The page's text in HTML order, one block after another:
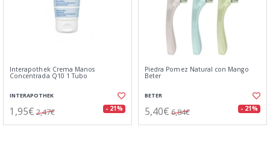
Interapothek Crema Manos
Concentrada Q10 1 Tubo
INTERAPOTHEK
1,95€ 2,47€ - 21%
Piedra Pomez Natural con Mango
Beter
BETER
5,40€ 6,84€ - 21%